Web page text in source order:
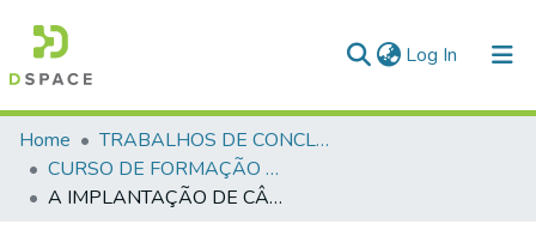
Log In (current)
Communities & Collections
All of DSpace
Home
TRABALHOS DE CONCLUSÃO DE CURSO - CFP (CURSO DE FORMAÇÃO DE PRAÇAS)
CURSO DE FORMAÇÃO DE PRAÇAS - CFP- 2025 - 2ª Turma
A IMPLANTAÇÃO DE CÂMERAS CORPORAIS NA POLÍCIA MILITAR DE GOIÁS: Uma análise técnica dos impactos operacionais